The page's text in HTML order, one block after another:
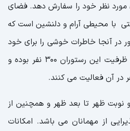
مورد نظر خود را سفارش دهد. فضای
با محیطی آرام و دلنشین است که
در آنجا خاطرات خوشی را برای خود
و خانواده شان رقم بزنند. ظرفیت این رستوران ۳۰۰ نفر بوده و
در آن فعالیت می کنند.
نوبت ظهر تا بعد ظهر و همچنین از
از مهمانان می باشد. امکانات